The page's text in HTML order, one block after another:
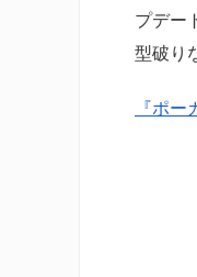
プデー
型破り
『ポー